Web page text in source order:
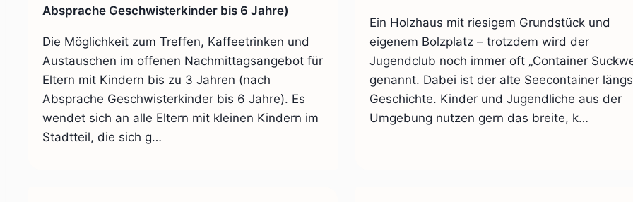
Absprache Geschwisterkinder bis 6 Jahre)
Die Möglichkeit zum Treffen, Kaffeetrinken und
Austauschen im offenen Nachmittagsangebot für
Eltern mit Kindern bis zu 3 Jahren (nach
Absprache Geschwisterkinder bis 6 Jahre). Es
wendet sich an alle Eltern mit kleinen Kindern im
Stadtteil, die sich g…
Ein Holzhaus mit riesigem Grundstück und
eigenem Bolzplatz – trotzdem wird der
Jugendclub noch immer oft „Container
genannt. Dabei ist der alte Seecontainer
Geschichte. Kinder und Jugendliche aus der
Umgebung nutzen gern das breite, k…